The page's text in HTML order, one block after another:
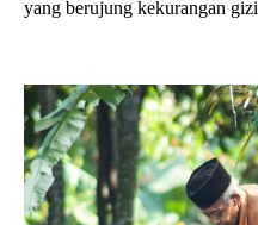
yang berujung kekurangan